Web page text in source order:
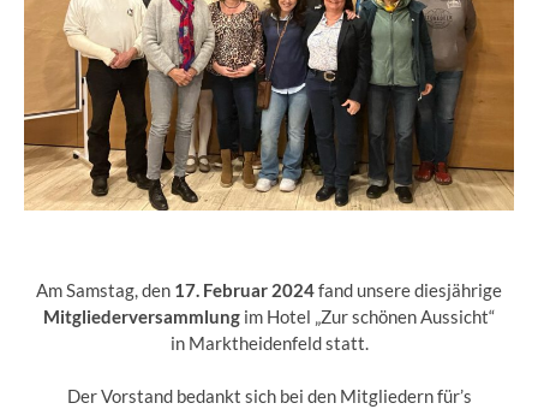
Am Samstag, den 17. Februar 2024fand unsere diesjährige
Mitgliederversammlung im Hotel „Zur schönen Aussicht“
in Marktheidenfeld statt.
Der Vorstand bedankt sich bei den Mitgliedern für’s